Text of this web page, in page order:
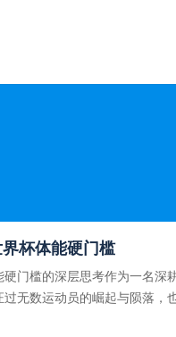
杯体能硬门槛
门槛的深层思考作为一名深
无数运动员的崛起与陨落，